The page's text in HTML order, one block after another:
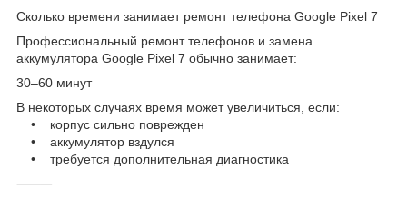
Сколько времени занимает ремонт телефона Google Pixel 7
Профессиональный ремонт телефонов и замена
аккумулятора Google Pixel 7 обычно занимает:
30–60 минут
В некоторых случаях время может увеличиться, если:
• корпус сильно поврежден
• аккумулятор вздулся
• требуется дополнительная диагностика
⸻